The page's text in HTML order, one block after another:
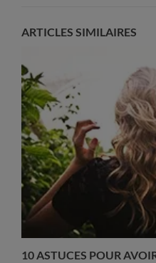
ARTICLES SIMILAIRES
10 ASTUCES POUR